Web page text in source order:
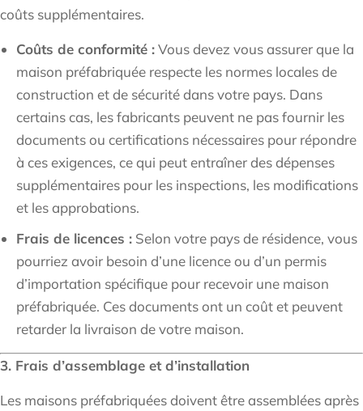
coûts supplémentaires.
Coûts de conformité :Vous devez vous assurer que la
maison préfabriquée respecte les normes locales de
construction et de sécurité dans votre pays. Dans
certains cas, les fabricants peuvent ne pas fournir les
documents ou certifications nécessaires pour répondre
à ces exigences, ce qui peut entraîner des dépenses
supplémentaires pour les inspections, les modifications
et les approbations.
Frais de licences : Selon votre pays de résidence, vous
pourriez avoir besoin d’une licence ou d’un permis
d’importation spécifique pour recevoir une maison
préfabriquée. Ces documents ont un coût et peuvent
retarder la livraison de votre maison.
3. Frais d’assemblage et d’installation
Les maisons préfabriquées doivent être assemblées après